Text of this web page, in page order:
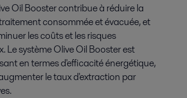
Oil Booster contribue à réduire la
consommée et évacuée, et
les coûts et les risques
Le système Olive Oil Booster est
en termes d'efficacité énergétique,
le taux d'extraction par